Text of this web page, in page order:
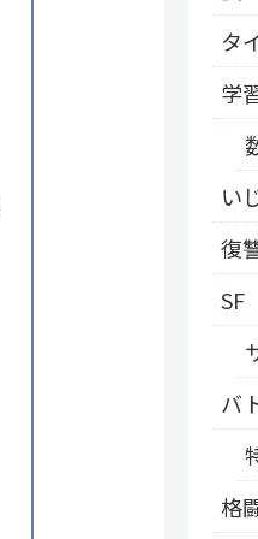
タ
学
い
復
SF
バ
格